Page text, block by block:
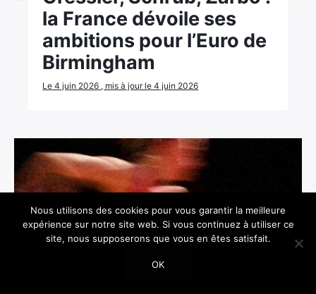
la France dévoile ses
ambitions pour l’Euro de
Birmingham
Le 4 juin 2026 , mis à jour le 4 juin 2026
Nous utilisons des cookies pour vous garantir la meilleure
expérience sur notre site web. Si vous continuez à utiliser ce
site, nous supposerons que vous en êtes satisfait.
OK